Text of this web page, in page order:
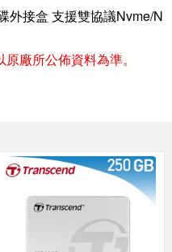
廠所公佈資料為準。